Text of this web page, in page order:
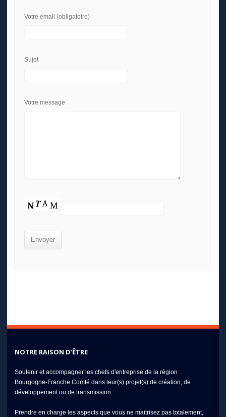
Votre email (obligatoire)
Sujet
Votre message
NOTRE RAISON D’ÊTRE
Soutenir et accompagner les chefs d'entreprise de la région
Bourgogne-Franche Comté dans leur(s) projet(s) de création, de
développement ou de transmission.
Prendre en charge les aspects que vous ne maitrisez pas totalement,